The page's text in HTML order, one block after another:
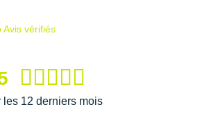
12 derniers mois